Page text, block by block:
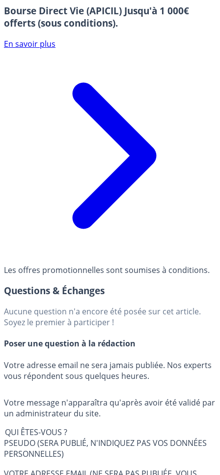
Bourse Direct Vie (APICIL) Jusqu'à 1 000€
offerts (sous conditions).
En savoir plus
Les offres promotionnelles sont soumises à conditions.
Questions & Échanges
Aucune question n'a encore été posée sur cet article.
Soyez le premier à participer !
Poser une question à la rédaction
Votre adresse email ne sera jamais publiée. Nos experts
vous répondent sous quelques heures.
Votre message n'apparaîtra qu'après avoir été validé par
un administrateur du site.
QUI ÊTES-VOUS ?
PSEUDO (SERA PUBLIÉ, N'INDIQUEZ PAS VOS DONNÉES
PERSONNELLES)